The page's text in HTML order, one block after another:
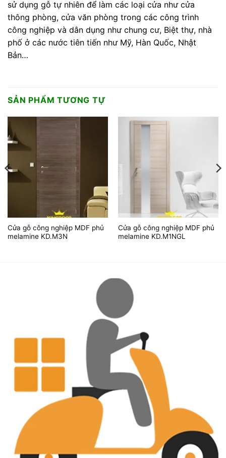
sử dụng gỗ tự nhiên để làm các loại cửa như cửa
thông phòng, cửa văn phòng trong các công trình
công nghiệp và dân dụng như chung cư, Biệt thự, nhà
phố ở các nước tiên tiến như Mỹ, Hàn Quốc, Nhật
Bản…
SẢN PHẨM TƯƠNG TỰ
Cửa gỗ công nghiệp MDF phủ
melamine KD.M3N
Cửa gỗ công nghiệp MDF phủ
melamine KD.M1NGL